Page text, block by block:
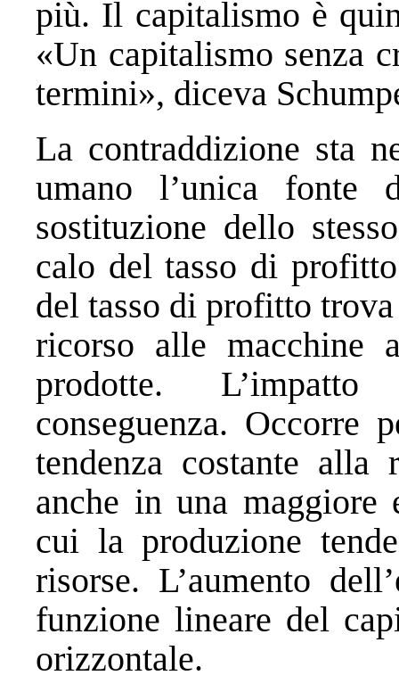
più. Il capitalismo è
«Un capitalismo senza
termini», diceva
La contraddizione sta
umano l’unica fonte
sostituzione dello
calo del tasso di
del tasso di profitto
ricorso alle macchine
prodotte.
conseguenza. Occorre
tendenza costante
anche in una maggiore
cui la produzione
risorse. L’aumento
funzione lineare del
orizzontale.